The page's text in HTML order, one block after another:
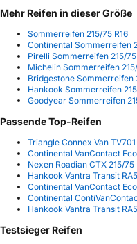
Mehr Reifen in dieser Größe
Sommerreifen 215/75 R16
Continental Sommerreifen
Pirelli Sommerreifen 215/75
Michelin Sommerreifen
Bridgestone Sommerreifen
Hankook Sommerreifen
Goodyear Sommerreifen
Passende Top-Reifen
Triangle Connex Van
Continental VanContact
Nexen Roadian CTX 215/
Hankook Vantra Transit
Continental VanContact
Continental
Hankook Vantra Transit
Testsieger Reifen